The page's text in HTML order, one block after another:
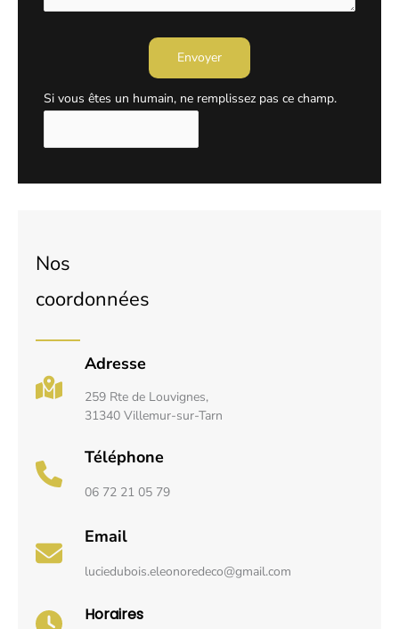
Envoyer
Si vous êtes un humain, ne remplissez pas ce champ.
Nos
coordonnées
Adresse
259 Rte de Louvignes,
31340 Villemur-sur-Tarn
Téléphone
06 72 21 05 79
Email
luciedubois.eleonoredeco@gmail.com
Horaires